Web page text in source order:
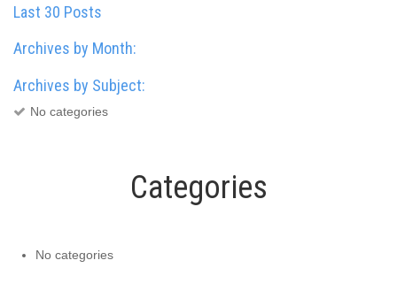
Last 30 Posts
Archives by Month:
Archives by Subject:
No categories
Categories
No categories